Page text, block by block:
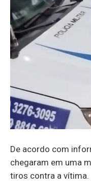
De acordo com
chegaram em uma
tiros contra a vítima.